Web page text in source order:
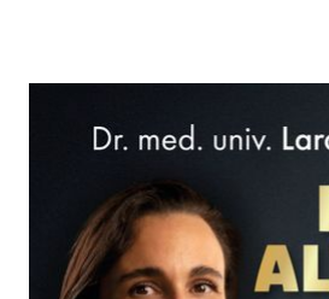
Die Alterslüge
Zur Wunschliste hinzufügen
Ärztin und Olympiasiegerin